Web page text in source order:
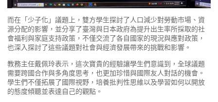
而在「少子化」議題上，雙方學生探討了人口減少對勞動市場、資
源分配的影響，並分享了臺灣與日本政府為提升出生率所採取的社
會福利與家庭支持政策，不僅交流了各自國家的現況與應對政策，
也深入探討了這些議題對社會與經濟發展帶來的挑戰和影響。
教務主任戴佩玲表示，這次寶貴的經驗讓學生們意識到，全球議題
需要跨國合作與多角度思考，也更加珍惜與國際友人對話的機會。
學生們不僅拓展了國際視野，培養批判性思維以及學習如何以開放
的態度傾聽並表達自己的觀點。